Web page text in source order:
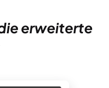
erweiterte